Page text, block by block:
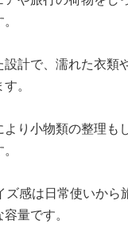
計で、濡れた衣類
。
より小物類の整理も
ズ感は日常使いから
量です。